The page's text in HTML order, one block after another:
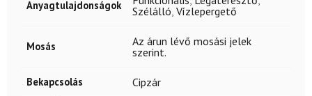
Anyagtulajdonságok
Szélálló Vízlepergető
Mosás
Az árun lévő mosási jelek
szerint.
Bekapcsolás Cipzár